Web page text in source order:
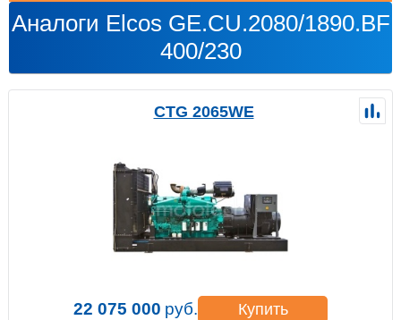
Аналоги Elcos GE.CU.2080/1890.BF
400/230
CTG 2065WE
22 075 000 руб. Купить